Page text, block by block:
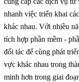
nhanh việc triển khai
khác nhau. Với nhiều
tích hợp phần mềm -
đối tác để cùng phát
vực khác nhau trong
minh hơn trong giai